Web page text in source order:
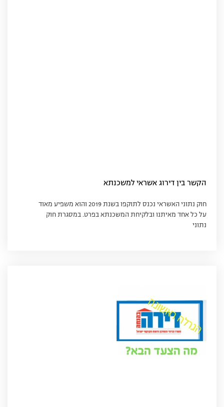
הקשר בין דירוג אשראי למשכנתא
חוק נתוני האשראי נכנס לתוקפו בשנת 2019 והוא משפיע מאוד
על כל אחד מאיתנו ובלקיחת המשכנתא בפרט. במסגרת חוק
נתוני